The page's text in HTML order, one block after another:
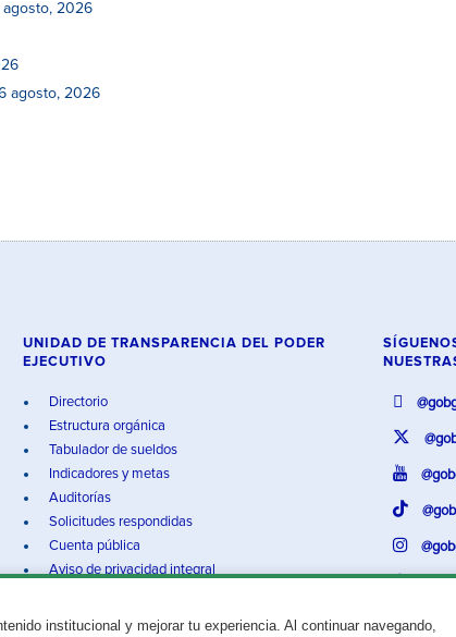
agosto, 2026
agosto, 2026
institucional y mejorar tu experiencia. Al continuar navegando,
UNIDAD DE TRANSPARENCIA DEL PODER
EJECUTIVO
Directorio
Estructura orgánica
Tabulador de sueldos
Indicadores y metas
Auditorías
Solicitudes respondidas
Cuenta pública
Aviso de privacidad integral
de Guanajuato